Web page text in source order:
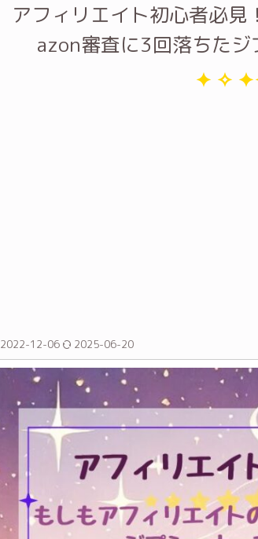
アフィリエイト初心者必
azon審査に3回落ちた
2022-12-06 2025-06-20